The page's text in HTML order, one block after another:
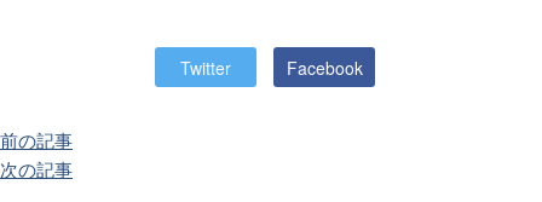
Twitter Facebook
前の記事
次の記事